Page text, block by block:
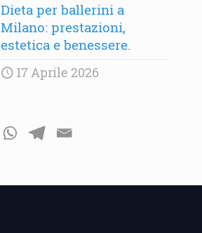
Dieta per ballerini a
Milano: prestazioni,
estetica e benessere.
17 Aprile 2026